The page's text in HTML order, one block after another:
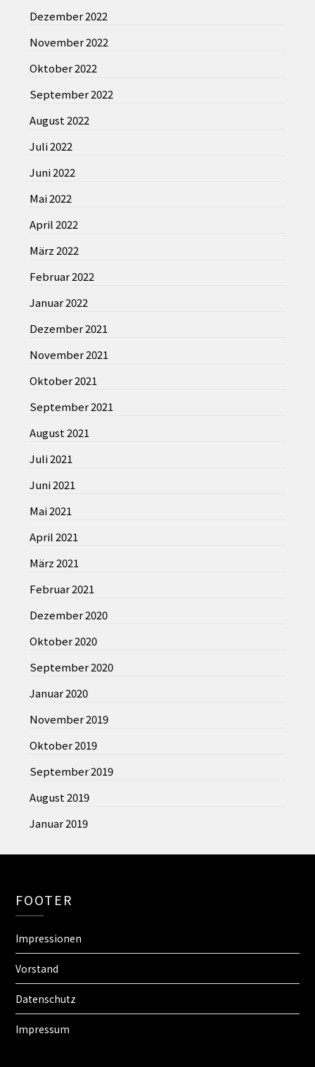
Dezember 2022
November 2022
Oktober 2022
September 2022
August 2022
Juli 2022
Juni 2022
Mai 2022
April 2022
März 2022
Februar 2022
Januar 2022
Dezember 2021
November 2021
Oktober 2021
September 2021
August 2021
Juli 2021
Juni 2021
Mai 2021
April 2021
März 2021
Februar 2021
Dezember 2020
Oktober 2020
September 2020
Januar 2020
November 2019
Oktober 2019
September 2019
August 2019
Januar 2019
FOOTER
Impressionen
Vorstand
Datenschutz
Impressum